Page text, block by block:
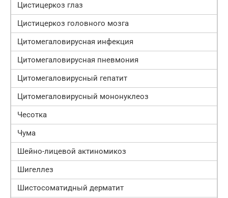
Цистицеркоз глаз
Цистицеркоз головного мозга
Цитомегаловирусная инфекция
Цитомегаловирусная пневмония
Цитомегаловирусный гепатит
Цитомегаловирусный мононуклеоз
Чесотка
Чума
Шейно-лицевой актиномикоз
Шигеллез
Шистосоматидный дерматит